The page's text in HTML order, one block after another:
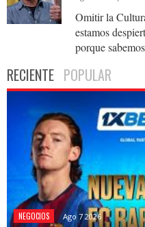
Omitir la
estamos
porque
RECIENTE POPULAR
NEGOCIOS Ago 7 2026